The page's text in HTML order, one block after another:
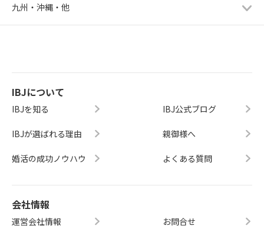
九州・沖縄・他
IBJについて
IBJを知る
IBJが選ばれる理由
婚活の成功ノウハウ
IBJ公式ブログ
親御様へ
よくある質問
会社情報
運営会社情報 お問合せ